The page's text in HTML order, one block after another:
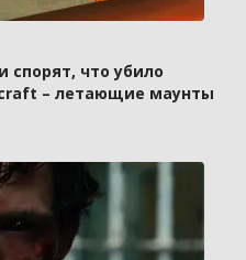
спорят, что убило
– летающие маунты